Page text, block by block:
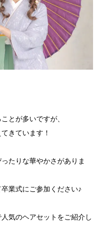
とが多いですが、
きています！
たりな華やかさがありま
業式にご参加ください♪
気のヘアセットをご紹介し